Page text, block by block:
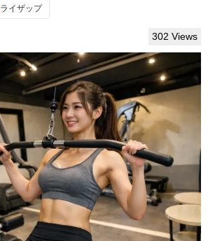
ライザップ
302 Views